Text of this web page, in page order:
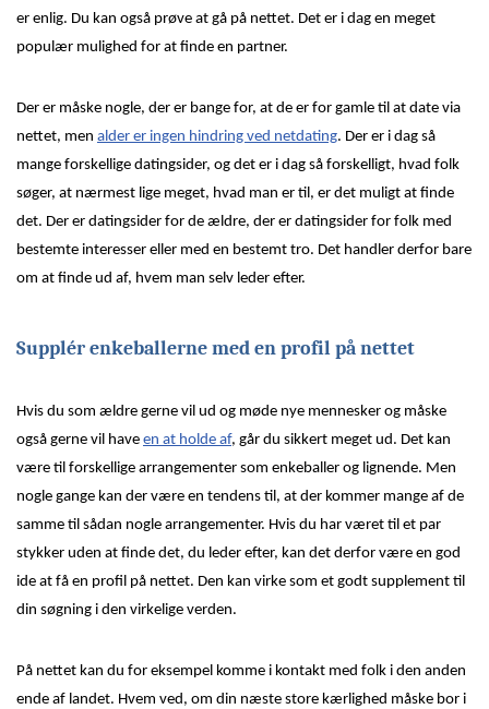
er enlig. Du kan også prøve at gå på nettet. Det er i dag en meget
populær mulighed for at finde en partner.
Der er måske nogle, der er bange for, at de er for gamle til at date via
nettet, men alder er ingen hindring ved netdating. Der er i dag så
mange forskellige datingsider, og det er i dag så forskelligt, hvad folk
søger, at nærmest lige meget, hvad man er til, er det muligt at finde
det. Der er datingsider for de ældre, der er datingsider for folk med
bestemte interesser eller med en bestemt tro. Det handler derfor bare
om at finde ud af, hvem man selv leder efter.
Supplér enkeballerne med en profil på nettet
Hvis du som ældre gerne vil ud og møde nye mennesker og måske
også gerne vil have en at holde af, går du sikkert meget ud. Det kan
være til forskellige arrangementer som enkeballer og lignende. Men
nogle gange kan der være en tendens til, at der kommer mange af de
samme til sådan nogle arrangementer. Hvis du har været til et par
stykker uden at finde det, du leder efter, kan det derfor være en god
ide at få en profil på nettet. Den kan virke som et godt supplement til
din søgning i den virkelige verden.
På nettet kan du for eksempel komme i kontakt med folk i den anden
ende af landet. Hvem ved, om din næste store kærlighed måske bor i